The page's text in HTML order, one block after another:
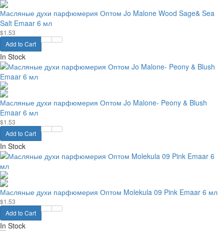
Масляные духи парфюмерия Оптом Jo Malone Wood Sage& Sea
Salt Emaar 6 мл
$1.53
Add to Cart
In Stock
Масляные духи парфюмерия Оптом Jo Malone- Peony & Blush
Emaar 6 мл
$1.53
Add to Cart
In Stock
Масляные духи парфюмерия Оптом Molekula 09 Pink Emaar 6 мл
$1.53
Add to Cart
In Stock